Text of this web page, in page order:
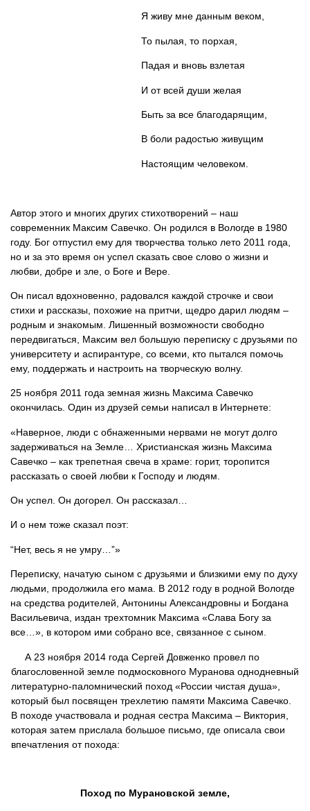
Я живу мне данным веком,
То пылая, то порхая,
Падая и вновь взлетая
И от всей души желая
Быть за все благодарящим,
В боли радостью живущим
Настоящим человеком.
Автор этого и многих других стихотворений – наш
современник Максим Савечко. Он родился в Вологде в 1980
году. Бог отпустил ему для творчества только лето 2011 года,
но и за это время он успел сказать свое слово о жизни и
любви, добре и зле, о Боге и Вере.
Он писал вдохновенно, радовался каждой строчке и свои
стихи и рассказы, похожие на притчи, щедро дарил людям –
родным и знакомым. Лишенный возможности свободно
передвигаться, Максим вел большую переписку с друзьями по
университету и аспирантуре, со всеми, кто пытался помочь
ему, поддержать и настроить на творческую волну.
25 ноября 2011 года земная жизнь Максима Савечко
окончилась. Один из друзей семьи написал в Интернете:
«Наверное, люди с обнаженными нервами не могут долго
задерживаться на Земле… Христианская жизнь Максима
Савечко – как трепетная свеча в храме: горит, торопится
рассказать о своей любви к Господу и людям.
Он успел. Он догорел. Он рассказал…
И о нем тоже сказал поэт:
“Нет, весь я не умру…”»
Переписку, начатую сыном с друзьями и близкими ему по духу
людьми, продолжила его мама. В 2012 году в родной Вологде
на средства родителей, Антонины Александровны и Богдана
Васильевича, издан трехтомник Максима «Слава Богу за
все…», в котором ими собрано все, связанное с сыном.
А 23 ноября 2014 года Сергей Довженко провел по
благословенной земле подмосковного Муранова однодневный
литературно-паломнический поход «России чистая душа»,
который был посвящен трехлетию памяти Максима Савечко.
В походе участвовала и родная сестра Максима – Виктория,
которая затем прислала большое письмо, где описала свои
впечатления от похода:
Поход по Мурановской земле,